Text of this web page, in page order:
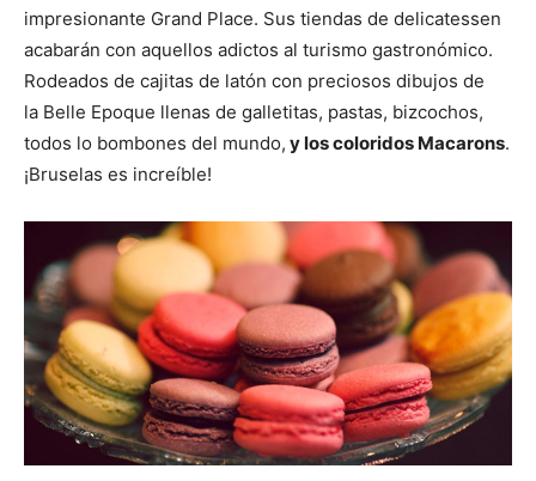
impresionante Grand Place. Sus tiendas de delicatessen
acabarán con aquellos adictos al turismo gastronómico.
Rodeados de cajitas de latón con preciosos dibujos de
la Belle Epoque llenas de galletitas, pastas, bizcochos,
todos lo bombones del mundo, y los coloridos Macarons.
¡Bruselas es increíble!